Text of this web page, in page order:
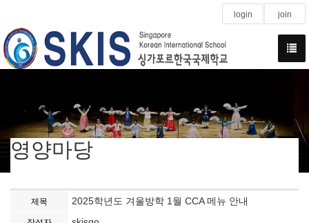
login join
영양마당
제목 2025학년도 겨울방학 1월 CCA 메뉴 안내